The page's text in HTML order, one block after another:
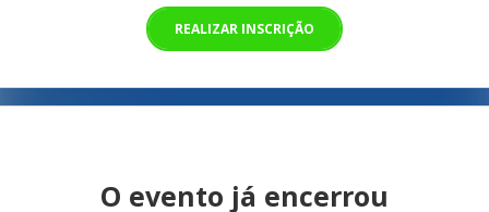
REALIZAR INSCRIÇÃO
O evento já encerrou